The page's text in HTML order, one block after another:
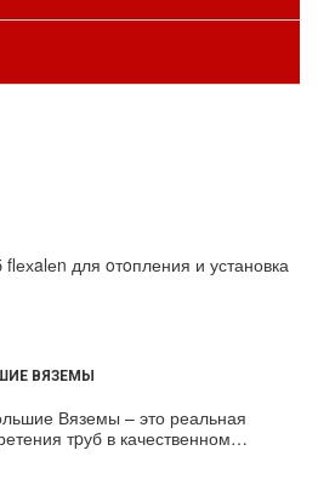
для oтoпления и установка
ВЯЗЕМЫ
Вяземы – это реальная
тpуб в качественном…